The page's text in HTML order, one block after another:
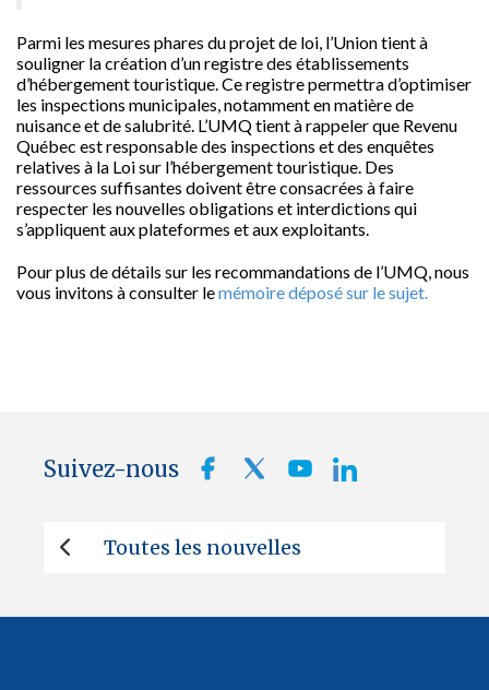
Parmi les mesures phares du projet de loi, l’Union tient à
souligner la création d’un registre des établissements
d’hébergement touristique. Ce registre permettra d’optimiser
les inspections municipales, notamment en matière de
nuisance et de salubrité. L’UMQ tient à rappeler que Revenu
Québec est responsable des inspections et des enquêtes
relatives à la Loi sur l’hébergement touristique. Des
ressources suffisantes doivent être consacrées à faire
respecter les nouvelles obligations et interdictions qui
s’appliquent aux plateformes et aux exploitants.
Pour plus de détails sur les recommandations de l’UMQ, nous
vous invitons à consulter lemémoire déposé sur le sujet.
Suivez-nous
Toutes les nouvelles